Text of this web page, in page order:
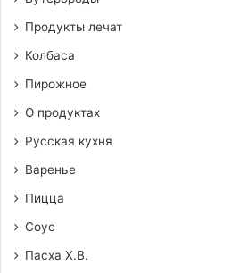
Продукты лечат
Колбаса
Пирожное
О продуктах
Русская кухня
Варенье
Пицца
Соус
Пасха Х.В.